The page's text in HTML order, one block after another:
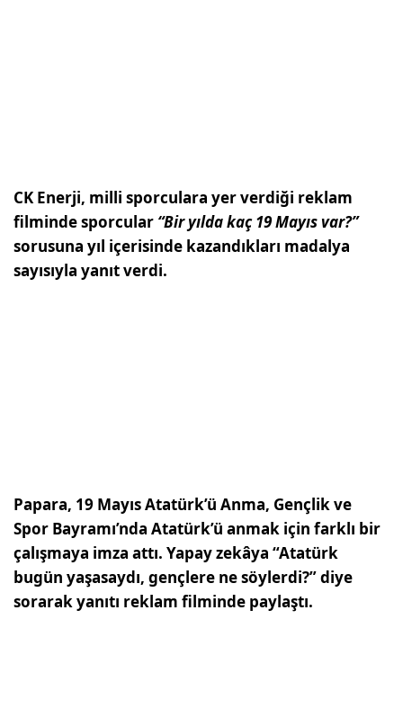
CK Enerji, milli sporculara yer verdiği reklam
filminde sporcular “Bir yılda kaç 19 Mayıs var?”
sorusuna yıl içerisinde kazandıkları madalya
sayısıyla yanıt verdi.
Papara, 19 Mayıs Atatürk’ü Anma, Gençlik ve
Spor Bayramı’nda Atatürk’ü anmak için farklı bir
çalışmaya imza attı. Yapay zekâya “Atatürk
bugün yaşasaydı, gençlere ne söylerdi?” diye
sorarak yanıtı reklam filminde paylaştı.